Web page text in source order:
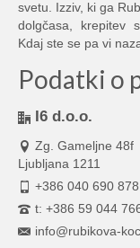
svetu. Izziv, ki ga
dolgčasa, krepitev
Kdaj ste se pa vi
Podatki o
I6 d.o.o.
Zg. Gameljne 48f
Ljubljana 1211
+386 040 690 878
t: +386 59 044
info@rubikova-